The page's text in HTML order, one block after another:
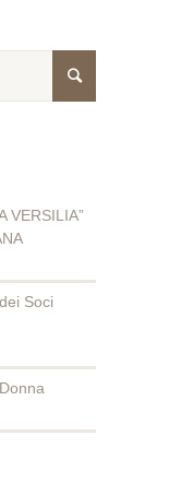
VERSILIA”
Soci